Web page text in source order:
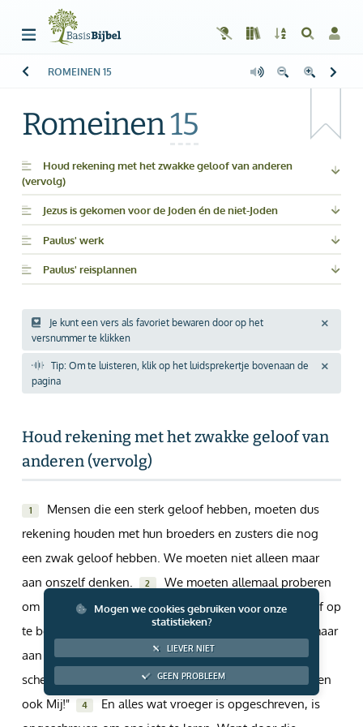
Welkom!
Start
Lezen
Zoeken
Boek kiezen
Inloggen
Help
Info & Contact
Giften via PayPal
ROMEINEN 15
Romeinen15
Houd rekening met het zwakke geloof van anderen
(vervolg)
Jezus is gekomen voor de Joden én de niet-Joden
Paulus' werk
Paulus' reisplannen
Je kunt een vers als favoriet bewaren door op het
versnummer te klikken
Tip: Om te luisteren, klik op het luidsprekertje bovenaan de
pagina
Houd rekening met het zwakke geloof van
anderen (vervolg)
1
Mensen die een sterk geloof hebben, moeten dus
rekening houden met hun broeders en zusters die nog
een zwak geloof hebben. We moeten niet alleen maar
aan onszelf denken.
2
We moeten allemaal proberen
om het beste voor de anderen te zoeken en hun geloof op
te bouwen.
Want ook Christus heeft niet alleen maar
aan Zichzelf gedacht. Maar er staatin de Boeken: "De
scheldwoorden waarmee de mensen U beledigen, raken
ook Mij!"
4
En alles wat vroeger is opgeschreven, is
Mogen we cookies gebruiken voor onze
statistieken?
LIEVER NIET
GEEN PROBLEEM